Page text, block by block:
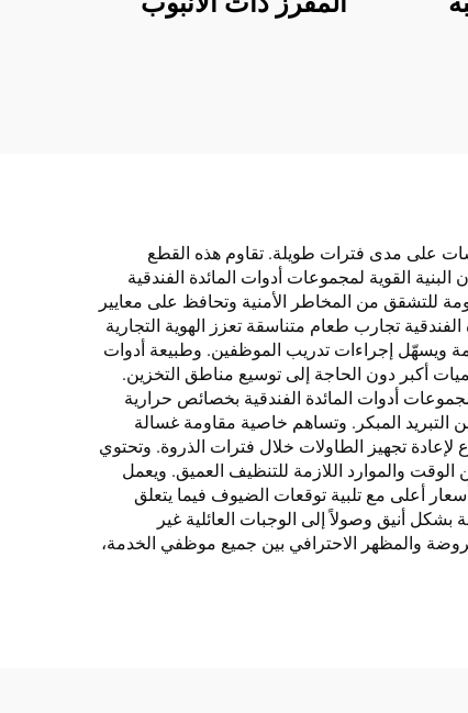
على مدى فترات طويلة. تقاوم هذه القطع
القوية لمجموعات أدوات المائدة الفندقية
للتشقق من المخاطر الأمنية وتحافظ على معايير
تجارب طعام متناسقة تعزز الهوية التجارية
ويسهّل إجراءات تدريب الموظفين. وطبيعة أدوات
أكبر دون الحاجة إلى توسيع مناطق التخزين.
أدوات المائدة الفندقية بخصائص حرارية
المبكر. وتساهم خاصية مقاومة غسالة
تجهيز الطاولات خلال فترات الذروة. وتحتوي
والموارد اللازمة للتنظيف العميق. ويعمل
أعلى مع تلبية توقعات الضيوف فيما يتعلق
أنيق وصولاً إلى الوجبات العائلية غير
والمظهر الاحترافي بين جميع موظفي الخدمة،